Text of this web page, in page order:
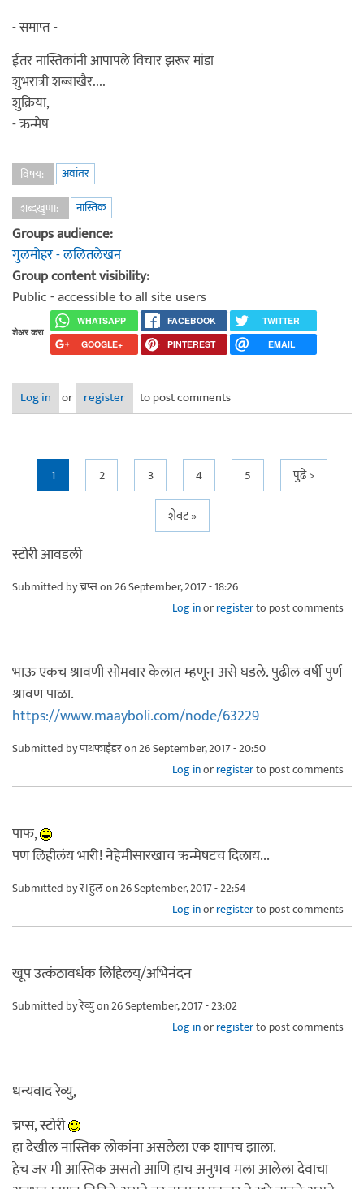
- समाप्त -
ईतर नास्तिकांनी आपापले विचार झरूर मांडा
शुभरात्री शब्बाखैर....
शुक्रिया,
- ऋन्मेष
विषय:
अवांतर
शब्दखुणा:
नास्तिक
Groups audience:
गुलमोहर - ललितलेखन
Group content visibility:
Public - accessible to all site users
शेअर करा
WHATSAPP FACEBOOK
TWITTER
GOOGLE+
PINTEREST EMAIL
Log in or register to post comments
Pages
1 2 3 4 5
पुढे >
शेवट »
स्टोरी आवडली
Submitted byच्रप्सon 26 September, 2017 - 18:26
Log inorregisterto post comments
भाऊ एकच श्रावणी सोमवार केलात म्हणून असे घडले. पुढील वर्षी पुर्ण
श्रावण पाळा.
https://www.maayboli.com/node/63229
Submitted byपाथफाईंडरon 26 September, 2017 - 20:50
Log inorregisterto post comments
पाफ,
पण लिहीलंय भारी! नेहेमीसारखाच ऋन्मेषटच दिलाय...
Submitted byर।हुलon 26 September, 2017 - 22:54
Log inorregisterto post comments
खूप उत्कंठावर्धक लिहिलय्/अभिनंदन
Submitted byरेव्युon 26 September, 2017 - 23:02
Log inorregisterto post comments
धन्यवाद रेव्यु,
च्रप्स, स्टोरी
हा देखील नास्तिक लोकांना असलेला एक शापच झाला.
हेच जर मी आस्तिक असतो आणि हाच अनुभव मला आलेला देवाचा